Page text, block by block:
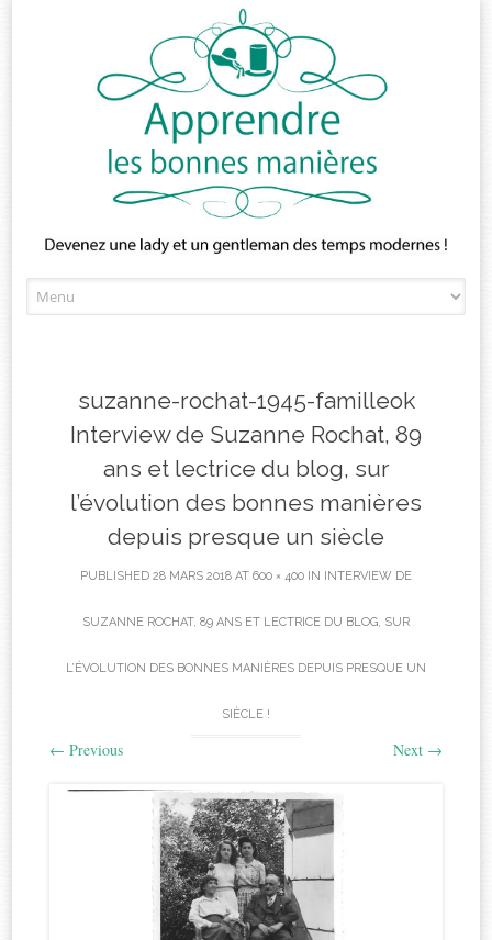
to
suzanne-rochat-1945-familleok
Interview de Suzanne Rochat, 89
ans et lectrice du blog, sur
l’évolution des bonnes manières
depuis presque un siècle
PUBLISHED 28 MARS 2018 AT 600 × 400 IN INTERVIEW DE
SUZANNE ROCHAT, 89 ANS ET LECTRICE DU BLOG, SUR
L’ÉVOLUTION DES BONNES MANIÈRES DEPUIS PRESQUE UN
SIÈCLE !
← Previous Next →